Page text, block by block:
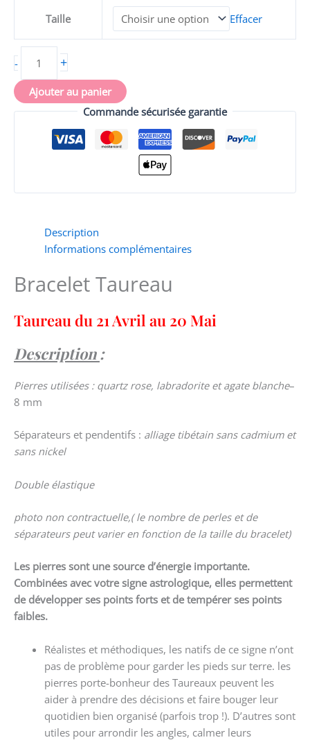
Taille Effacer
- +
Ajouter au panier
Commande sécurisée garantie
Description
Informations complémentaires
Bracelet Taureau
Taureau du 21 Avril au 20 Mai
Description:
Pierres utilisées : quartz rose, labradorite et agate blanche–
8 mm
Séparateurs et pendentifs : alliage tibétain sans cadmium et
sans nickel
Double élastique
photo non contractuelle,( le nombre de perles et de
séparateurs peut varier en fonction de la taille du bracelet)
Les pierres sont une source d’énergie importante.
Combinées avec votre signe astrologique, elles permettent
de développer ses points forts et de tempérer ses points
faibles.
Réalistes et méthodiques, les natifs de ce signe n’ont
pas de problème pour garder les pieds sur terre. les
pierres porte-bonheur des Taureaux peuvent les
aider à prendre des décisions et faire bouger leur
quotidien bien organisé (parfois trop !). D’autres sont
utiles pour arrondir les angles, calmer leurs